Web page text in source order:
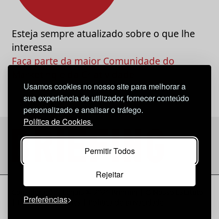
Usamos cookies no nosso site para melhorar a
sua experiência de utilizador, fornecer conteúdo
personalizado e analisar o tráfego.
Política de Cookies.
Permitir Todos
Rejeitar
Preferências
Esteja sempre atualizado sobre o que lhe
interessa
Faça parte da maior Comunidade do
Política de Cookies